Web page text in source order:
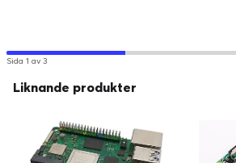
Sida 1 av 3
Liknande produkter